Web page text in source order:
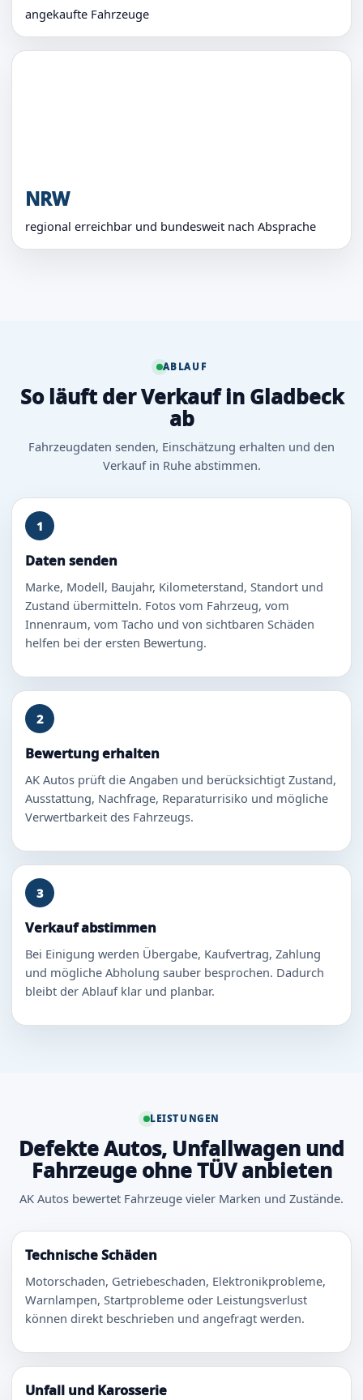
angekaufte Fahrzeuge
NRW
regional erreichbar und bundesweit nach Absprache
ABLAUF
So läuft der Verkauf in Gladbeck
ab
Fahrzeugdaten senden, Einschätzung erhalten und den
Verkauf in Ruhe abstimmen.
1
Daten senden
Marke, Modell, Baujahr, Kilometerstand, Standort und
Zustand übermitteln. Fotos vom Fahrzeug, vom
Innenraum, vom Tacho und von sichtbaren Schäden
helfen bei der ersten Bewertung.
2
Bewertung erhalten
AK Autos prüft die Angaben und berücksichtigt Zustand,
Ausstattung, Nachfrage, Reparaturrisiko und mögliche
Verwertbarkeit des Fahrzeugs.
3
Verkauf abstimmen
Bei Einigung werden Übergabe, Kaufvertrag, Zahlung
und mögliche Abholung sauber besprochen. Dadurch
bleibt der Ablauf klar und planbar.
LEISTUNGEN
Defekte Autos, Unfallwagen und
Fahrzeuge ohne TÜV anbieten
AK Autos bewertet Fahrzeuge vieler Marken und Zustände.
Technische Schäden
Motorschaden, Getriebeschaden, Elektronikprobleme,
Warnlampen, Startprobleme oder Leistungsverlust
können direkt beschrieben und angefragt werden.
Unfall und Karosserie